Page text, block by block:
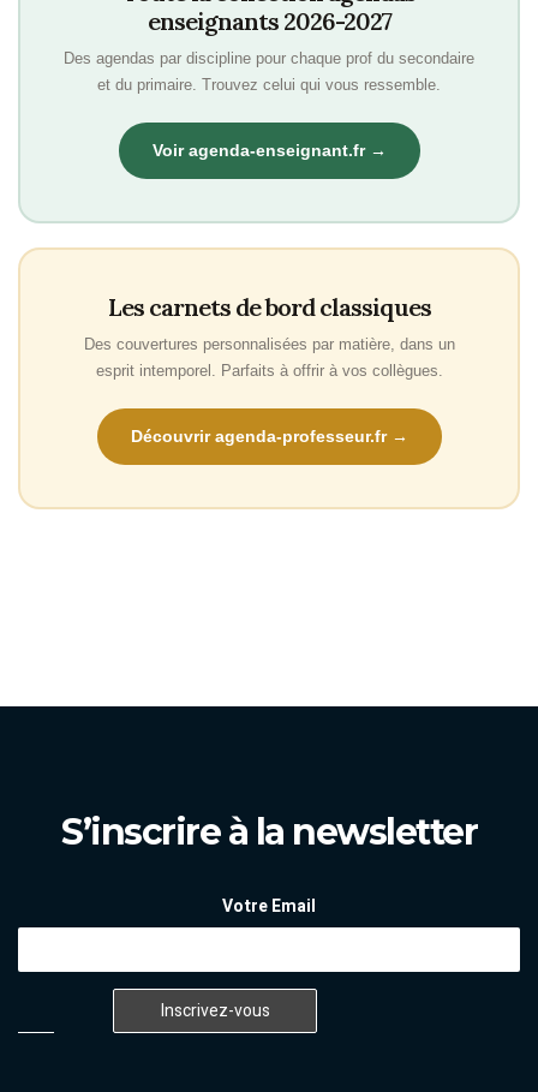
enseignants 2026-2027
Des agendas par discipline pour chaque prof du secondaire
et du primaire. Trouvez celui qui vous ressemble.
Voir agenda-enseignant.fr →
Les carnets de bord classiques
Des couvertures personnalisées par matière, dans un
esprit intemporel. Parfaits à offrir à vos collègues.
Découvrir agenda-professeur.fr →
S’inscrire à la newsletter
Votre Email